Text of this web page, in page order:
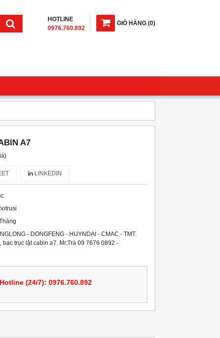
GIỎ HÀNG (0)
HOTLINE
0976.760.892
A7
LINKEDIN
- DONGFENG - HUYNDAI - CMAC - TMT.
bạc trục lật cabin a7. Mr.Trà 09 7676 0892 -
(24/7): 0976.760.892